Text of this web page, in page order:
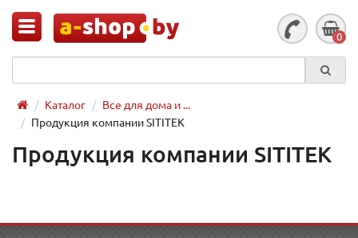
0
Каталог
Все для дома и ...
Продукция компании SITITEK
Продукция компании SITITEK